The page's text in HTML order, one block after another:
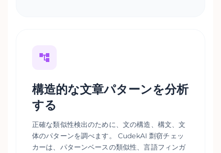
構造的な文章パターンを分析
する
正確な類似性検出のために、文の構造、構文、文
体のパターンを調べます。 CudekAI 剽窃チェッ
カーは、パターンベースの類似性、言語フィンガ